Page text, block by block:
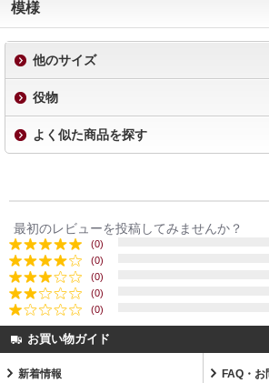
模様
他のサイズ
役物
よく似た商品を探す
最初のレビューを投稿してみませんか？
(0)
(0)
(0)
(0)
(0)
お買い物ガイド
新着情報 FAQ・お